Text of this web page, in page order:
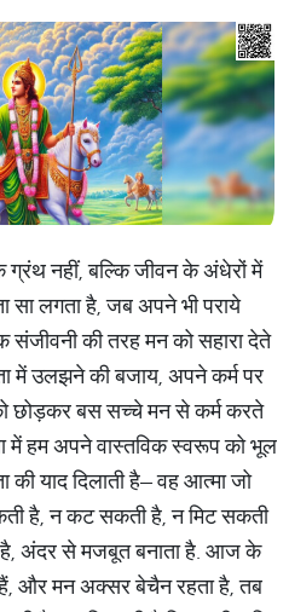
ग्रंथ नहीं, बल्कि जीवन के अंधेरों में
सा लगता है, जब अपने भी पराये
की तरह मन को सहारा देते
में उलझने की बजाय, अपने कर्म पर
छोड़कर बस सच्चे मन से कर्म करते
में हम अपने वास्तविक स्वरूप को भूल
की याद दिलाती है– वह आत्मा जो
है, न कट सकती है, न मिट सकती
है, अंदर से मजबूत बनाता है. आज के
हैं, और मन अक्सर बेचैन रहता है, तब